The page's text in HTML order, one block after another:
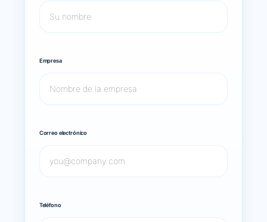
Empresa
Correo electrónico
Teléfono